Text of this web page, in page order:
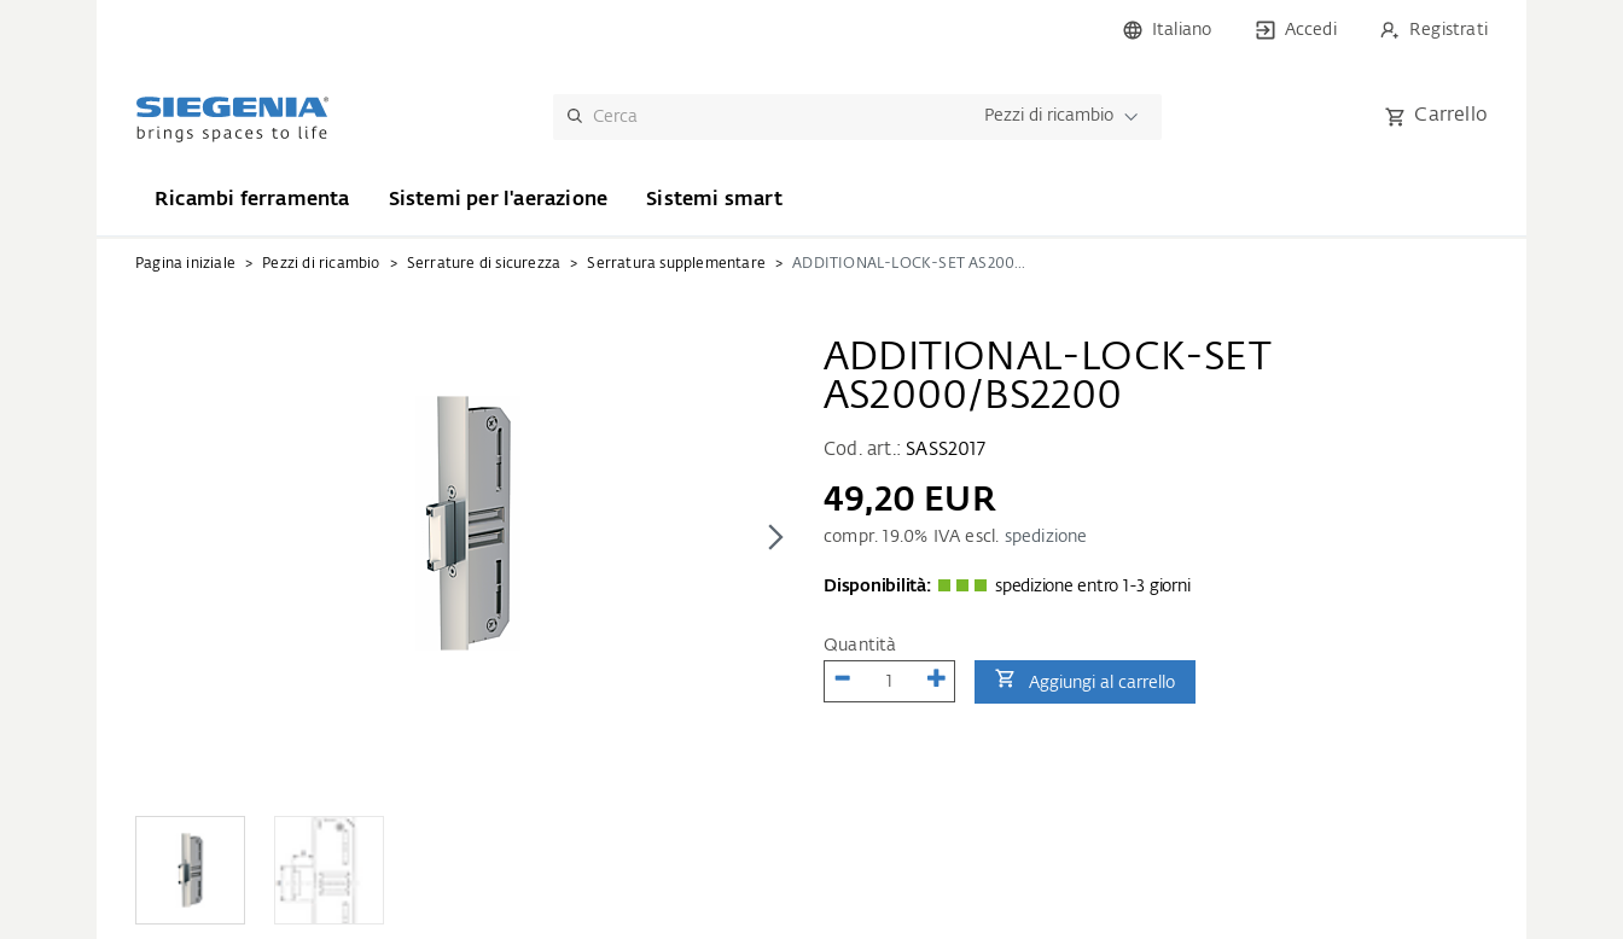
Italiano Accedi Registrati
Pezzi di ricambio Carrello
Ricambi ferramenta Sistemi per l'aerazione Sistemi smart
Pagina iniziale Pezzi di ricambio Serrature di sicurezza Serratura supplementare ADDITIONAL-LOCK-SET AS2000/BS2200
ADDITIONAL-LOCK-SET
AS2000/BS2200
Cod. art.: SASS2017
49,20 EUR
compr. 19.0% IVA escl. spedizione
Disponibilità: spedizione entro 1-3 giorni
Quantità
Aggiungi al carrello